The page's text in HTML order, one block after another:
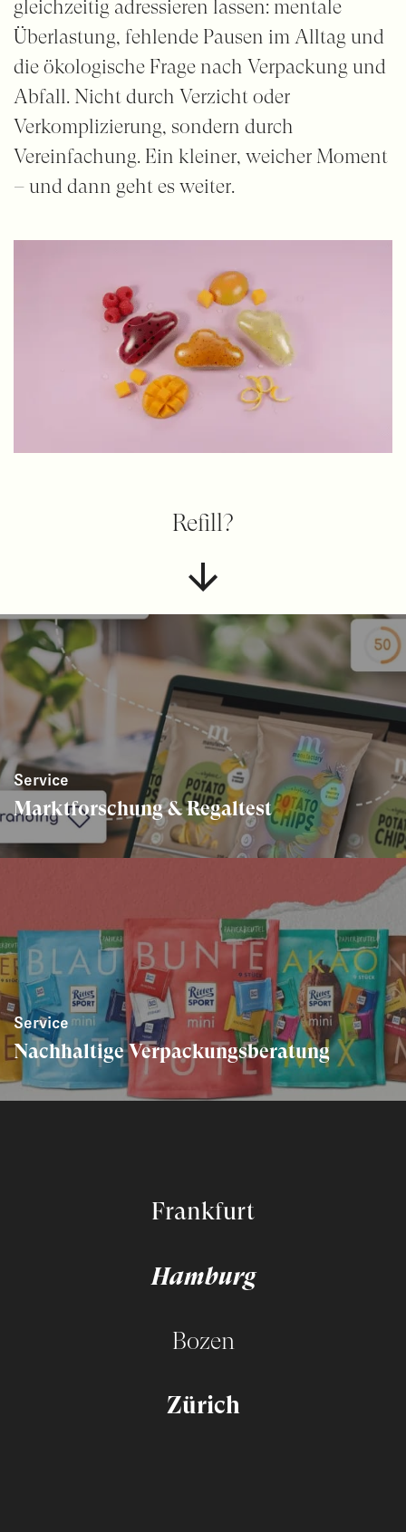
gleichzeitig adressieren lassen: mentale
Überlastung, fehlende Pausen im Alltag und
die ökologische Frage nach Verpackung und
Abfall. Nicht durch Verzicht oder
Verkomplizierung, sondern durch
Vereinfachung. Ein kleiner, weicher Moment
– und dann geht es weiter.
Refill?
Service
Marktforschung & Regaltest
Service
Nachhaltige Verpackungsberatung
Frankfurt
Hamburg
Bozen
Zürich